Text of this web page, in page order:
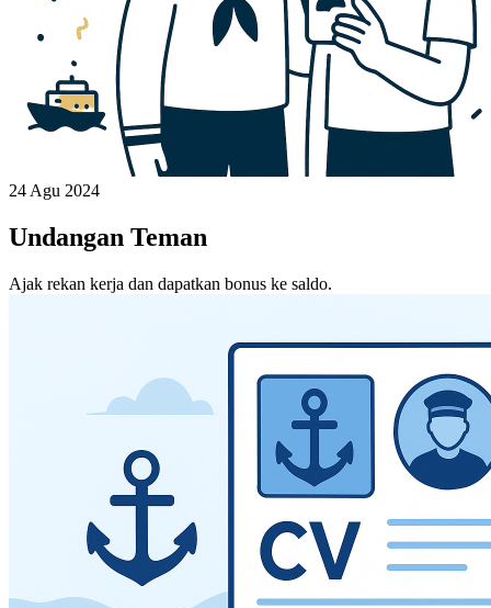
24 Agu 2024
Undangan Teman
Ajak rekan kerja dan dapatkan bonus ke saldo.